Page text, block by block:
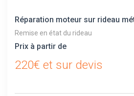
Réparation moteur sur rideau
Remise en état du rideau
Prix à partir de
220€ et sur devis